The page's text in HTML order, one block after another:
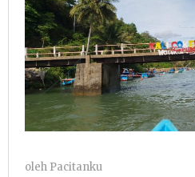
oleh Pacitanku